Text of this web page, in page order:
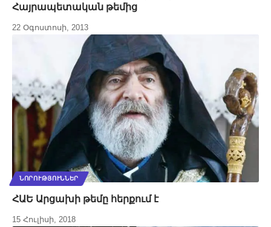
Հայրապետական թեմից
22 Օգոստոսի, 2013
ՆՈՐՈՒԹՅՈՒՆՆԵՐ
ՀԱԵ Արցախի թեմը հերքում է
15 Հուլիսի, 2018